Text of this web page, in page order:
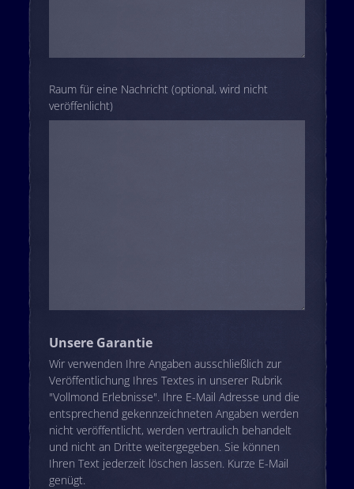
Raum für eine Nachricht (optional, wird nicht
veröffenlicht)
Unsere Garantie
Wir verwenden Ihre Angaben ausschließlich zur
Veröffentlichung Ihres Textes in unserer Rubrik
"Vollmond Erlebnisse". Ihre E-Mail Adresse und die
entsprechend gekennzeichneten Angaben werden
nicht veröffentlicht, werden vertraulich behandelt
und nicht an Dritte weitergegeben. Sie können
Ihren Text jederzeit löschen lassen. Kurze E-Mail
genügt.